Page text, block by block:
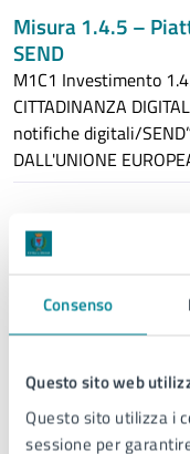
Consenso
Questo sito web
Questo sito utilizza i
sessione per
Misura 1.4.5 –
SEND
M1C1 Investimento
CITTADINANZA
notifiche digitali/
DALL'UNIONE
Misura 2.2.3 –
SUAP&SUE
DIGITALIZZAZIONE,
Intervento Sub
DALL'UNIONE